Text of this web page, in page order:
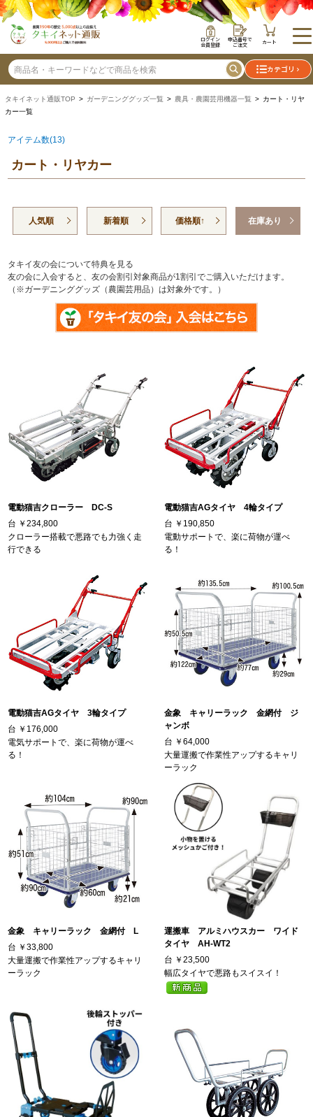
ログイン
会員登録
申込番号で
ご注文 カート
カテゴリ
タキイネット通販TOP > ガーデニンググッズ一覧 > 農具・農園芸用機器一覧 > カート・リヤ
カー一覧
アイテム数(13)
カート・リヤカー
人気順 新着順 価格順↑ 在庫あり
タキイ友の会について特典を見る
友の会に入会すると、友の会割引対象商品が1割引でご購入いただけます。
（※ガーデニンググッズ（農園芸用品）は対象外です。）
電動猫吉クローラー DC-S
台 ￥234,800
クローラー搭載で悪路でも力強く走
行できる
電動猫吉AGタイヤ 4輪タイプ
台 ￥190,850
電動サポートで、楽に荷物が運べ
る！
電動猫吉AGタイヤ 3輪タイプ
台 ￥176,000
電気サポートで、楽に荷物が運べ
る！
金象 キャリーラック 金網付 ジ
ャンボ
台 ￥64,000
大量運搬で作業性アップするキャリ
ーラック
金象 キャリーラック 金網付 L
台 ￥33,800
大量運搬で作業性アップするキャリ
ーラック
運搬車 アルミハウスカー ワイド
タイヤ AH-WT2
台 ￥23,500
幅広タイヤで悪路もスイスイ！